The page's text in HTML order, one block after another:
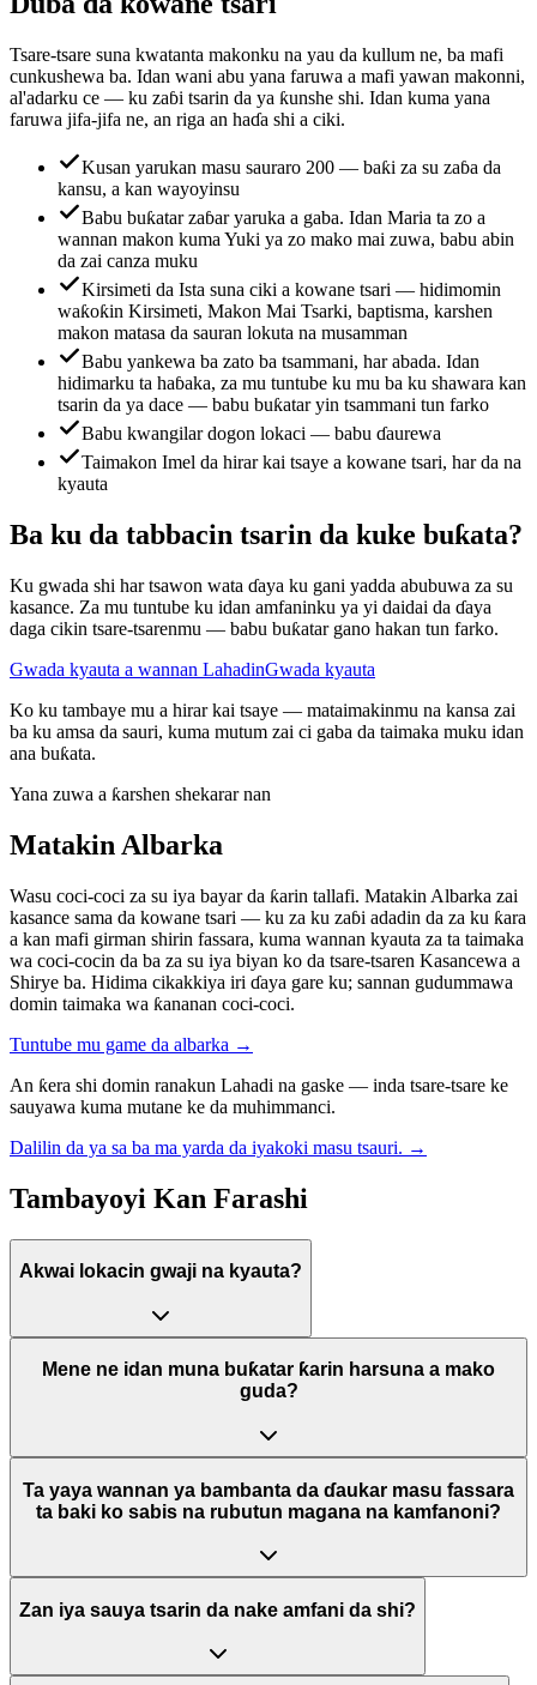
Tsare-tsare suna kwatanta makonku na yau da kullum ne, ba mafi
cunkushewa ba. Idan wani abu yana faruwa a mafi yawan makonni,
al'adarku ce — ku zaɓi tsarin da ya ƙunshe shi. Idan kuma yana
faruwa jifa-jifa ne, an riga an haɗa shi a ciki.
Kusan yarukan masu sauraro 200 — baƙi za su zaɓa da
kansu, a kan wayoyinsu
Babu buƙatar zaɓar yaruka a gaba. Idan Maria ta zo a
wannan makon kuma Yuki ya zo mako mai zuwa, babu abin
da zai canza muku
Kirsimeti da Ista suna ciki a kowane tsari — hidimomin
waƙoƙin Kirsimeti, Makon Mai Tsarki, baptisma, karshen
makon matasa da sauran lokuta na musamman
Babu yankewa ba zato ba tsammani, har abada. Idan
hidimarku ta haɓaka, za mu tuntube ku mu ba ku shawara kan
tsarin da ya dace — babu buƙatar yin tsammani tun farko
Babu kwangilar dogon lokaci — babu ɗaurewa
Taimakon Imel da hirar kai tsaye a kowane tsari, har da na
kyauta
Ba ku da tabbacin tsarin da kuke buƙata?
Ku gwada shi har tsawon wata ɗaya ku gani yadda abubuwa za su
kasance. Za mu tuntube ku idan amfaninku ya yi daidai da ɗaya
daga cikin tsare-tsarenmu — babu buƙatar gano hakan tun farko.
Gwada kyauta a wannan LahadinGwada kyauta
Ko ku tambaye mu a hirar kai tsaye — mataimakinmu na kansa zai
ba ku amsa da sauri, kuma mutum zai ci gaba da taimaka muku idan
ana buƙata.
Yana zuwa a ƙarshen shekarar nan
Matakin Albarka
Wasu coci-coci za su iya bayar da ƙarin tallafi. Matakin Albarka zai
kasance sama da kowane tsari — ku za ku zaɓi adadin da za ku ƙara
a kan mafi girman shirin fassara, kuma wannan kyauta za ta taimaka
wa coci-cocin da ba za su iya biyan ko da tsare-tsaren Kasancewa a
Shirye ba. Hidima cikakkiya iri ɗaya gare ku; sannan gudummawa
domin taimaka wa ƙananan coci-coci.
Tuntube mu game da albarka →
An ƙera shi domin ranakun Lahadi na gaske — inda tsare-tsare ke
sauyawa kuma mutane ke da muhimmanci.
Dalilin da ya sa ba ma yarda da iyakoki masu tsauri. →
Tambayoyi Kan Farashi
Akwai lokacin gwaji na kyauta?
Mene ne idan muna buƙatar ƙarin harsuna a mako
guda?
Ta yaya wannan ya bambanta da ɗaukar masu fassara
ta baki ko sabis na rubutun magana na kamfanoni?
Zan iya sauya tsarin da nake amfani da shi?